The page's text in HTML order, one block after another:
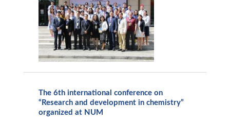
The 6th international conference on
“Research and development in chemistry”
organized at NUM